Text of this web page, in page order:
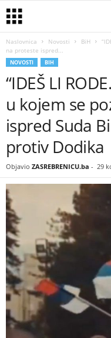
Naslovnica Novosti BiH
na proteste ispred...
NOVOSTI BIH
“IDEŠ LI
u kojem se
ispred Suda
protiv Dodika
Objavio ZASREBRENICU.ba - 29